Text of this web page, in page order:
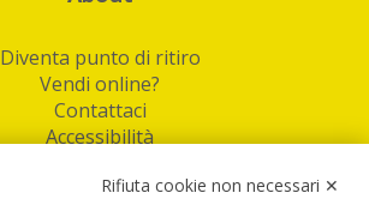
Diventa punto di ritiro
Vendi online?
Contattaci
Accessibilità
Rifiuta cookie non necessari ✕